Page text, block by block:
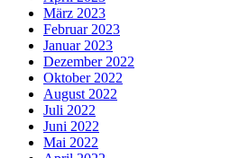
März 2023
Februar 2023
Januar 2023
Dezember 2022
Oktober 2022
August 2022
Juli 2022
Juni 2022
Mai 2022